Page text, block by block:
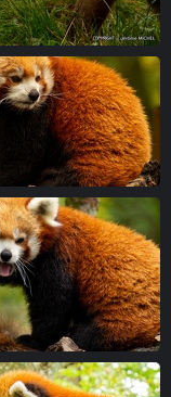
1
fois
IMG 7067-1
vue 5928 fois
IMG 7075-1
vue 5105 fois